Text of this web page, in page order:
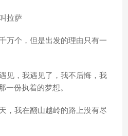
拉萨
万个，但是出发的理由只有一
见，我遇见了，我不后悔，我
一份执着的梦想。
，我在翻山越岭的路上没有尽